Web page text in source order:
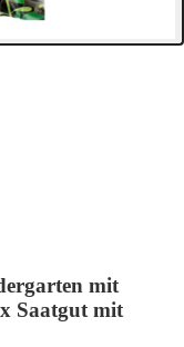
mit
Saatgut mit